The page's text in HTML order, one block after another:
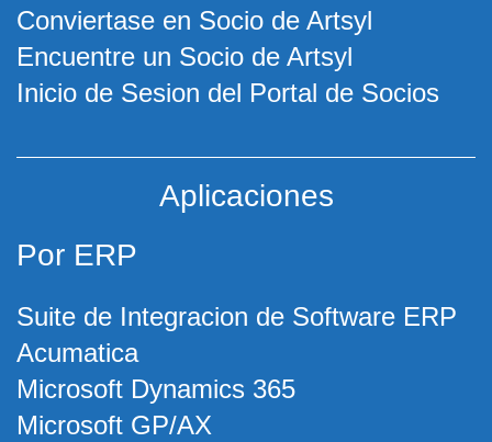
Conviertase en Socio de Artsyl
Encuentre un Socio de Artsyl
Inicio de Sesion del Portal de Socios
Aplicaciones
Por ERP
Suite de Integracion de Software ERP
Acumatica
Microsoft Dynamics 365
Microsoft GP/AX